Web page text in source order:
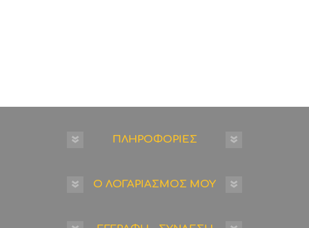
ΠΛΗΡΟΦΟΡΙΕΣ
Ο ΛΟΓΑΡΙΑΣΜΟΣ ΜΟΥ